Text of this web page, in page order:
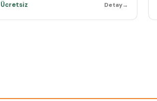
Ücretsiz Detay→